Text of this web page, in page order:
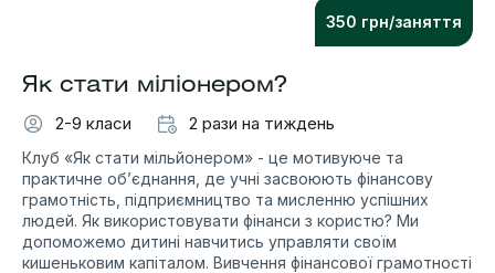
350 грн/заняття
Як стати міліонером?
2-9 класи
2 рази на тиждень
Клуб «Як стати мільйонером» - це мотивуюче та
практичне об’єднання, де учні засвоюють фінансову
грамотність, підприємництво та мисленню успішних
людей. Як використовувати фінанси з користю? Ми
допоможемо дитині навчитись управляти своїм
кишеньковим капіталом. Вивчення фінансової грамотності